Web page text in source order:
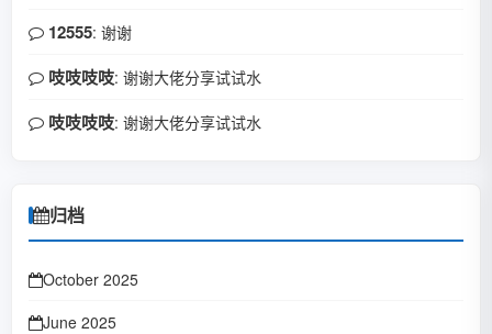
12555: 谢谢
吱吱吱吱: 谢谢大佬分享试试水
吱吱吱吱: 谢谢大佬分享试试水
归档
October 2025
June 2025